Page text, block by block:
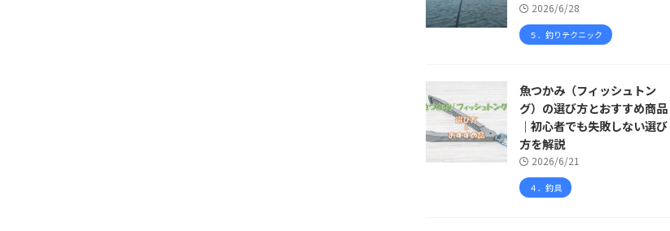
2026/6/28
５．釣りテクニック
魚つかみ（フィッシュトン
グ）の選び方とおすすめ商品
｜初心者でも失敗しない選び
方を解説
2026/6/21
４．釣具